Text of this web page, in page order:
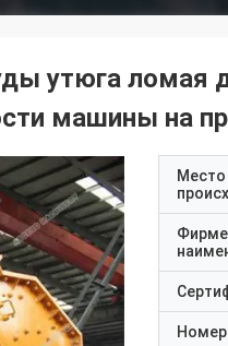
утюга ломая
машины на
Место